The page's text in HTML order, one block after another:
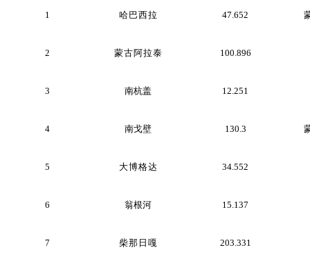
1 哈巴西拉 47.652
2 蒙古阿拉泰 100.896
3 南杭盖 12.251
4 南戈壁 130.3
5 大博格达 34.552
6 翁根河 15.137
7 柴那日嘎 203.331